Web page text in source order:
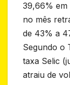
39,66% em
no mês
de 43% a
Segundo o
taxa Selic
atraiu de